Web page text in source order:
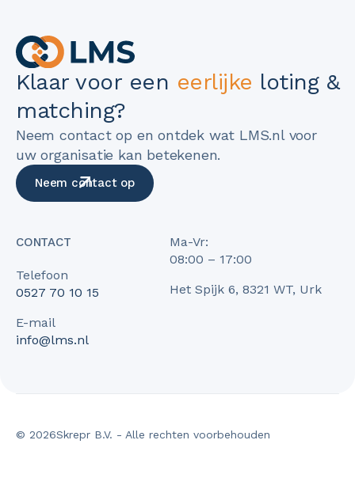
Klaar voor een eerlijke loting &
matching?
Neem contact op en ontdek wat LMS.nl voor
uw organisatie kan betekenen.
Neem contact op
CONTACT
Telefoon
0527 70 10 15
E-mail
info@lms.nl
Ma-Vr:
08:00 – 17:00
Het Spijk 6, 8321 WT, Urk
© 2026Skrepr B.V. - Alle rechten voorbehouden